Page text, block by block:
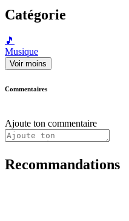
Catégorie
🎵
Musique
Voir moins
Commentaires
Ajoute ton commentaire
Recommandations